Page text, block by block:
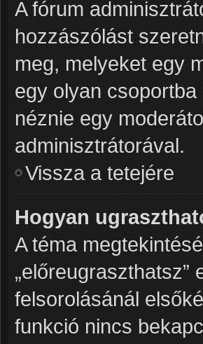
A fórum
hozzászólást
meg, melyeket egy
egy olyan
néznie egy
adminisztrátorával.
Vissza a tetejére
Hogyan
A téma
felsorolásánál
funkció nincs